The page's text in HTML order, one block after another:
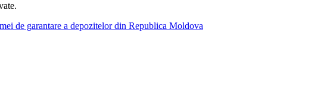
de garantare a depozitelor din Republica Moldova